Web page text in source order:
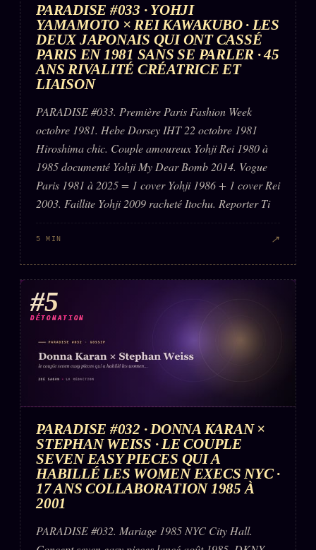
PARADISE #033 · YOHJI
YAMAMOTO × REI KAWAKUBO · LES
DEUX JAPONAIS QUI ONT CASSÉ
PARIS EN 1981 SANS SE PARLER · 45
ANS RIVALITÉ CRÉATRICE ET
LIAISON
PARADISE #033. Première Paris Fashion Week
octobre 1981. Hebe Dorsey IHT 22 octobre 1981
Hiroshima chic. Couple amoureux Yohji Rei 1980 à
1985 documenté Yohji My Dear Bomb 2014. Vogue
Paris 1981 à 2025 = 1 cover Yohji 1986 + 1 cover Rei
2003. Faillite Yohji 2009 racheté Itochu. Reporter Ti
5 MIN ↗
#5
DÉTONATION
PARADISE #032 · DONNA KARAN ×
STEPHAN WEISS · LE COUPLE
SEVEN EASY PIECES QUI A
HABILLÉ LES WOMEN EXECS NYC ·
17 ANS COLLABORATION 1985 À
2001
PARADISE #032. Mariage 1985 NYC City Hall.